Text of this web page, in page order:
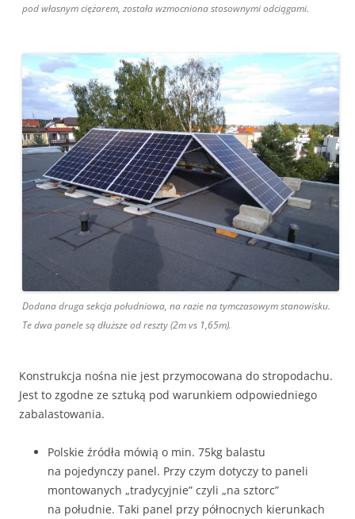
pod własnym ciężarem, została wzmocniona stosownymi odciągami.
Dodana druga sekcja południowa, na razie na tymczasowym stanowisku.
Te dwa panele są dłuższe od reszty (2m vs 1,65m).
Konstrukcja nośna nie jest przymocowana do stropodachu.
Jest to zgodne ze sztuką pod warunkiem odpowiedniego
zabalastowania.
Polskie źródła mówią o min. 75kg balastu
na pojedynczy panel. Przy czym dotyczy to paneli
montowanych „tradycyjnie” czyli „na sztorc”
na południe. Taki panel przy północnych kierunkach